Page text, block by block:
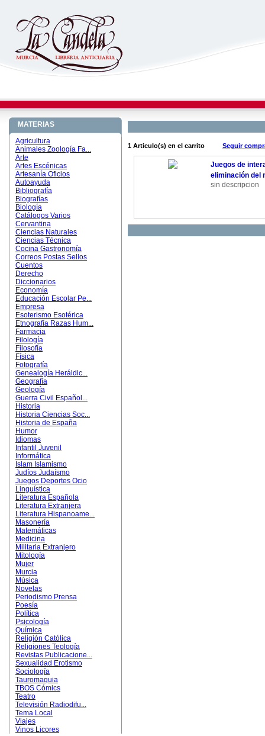
MATERIAS
Agricultura
Animales Zoología Fa...
Arte
Artes Escénicas
Artesanía Oficios
Autoayuda
Bibliografía
Biografías
Biología
Catálogos Varios
Cervantina
Ciencias Naturales
Ciencias Técnica
Cocina Gastronomía
Correos Postas Sellos
Cuentos
Derecho
Diccionarios
Economía
Educación Escolar Pe...
Empresa
Esoterismo Esotérica
Etnografía Razas Hum...
Farmacia
Filología
Filosofía
Física
Fotografía
Genealogía Heráldic...
Geografía
Geología
Guerra Civil Español...
Historia
Historia Ciencias Soc...
Historia de España
Humor
Idiomas
Infantil Juvenil
Informática
Islam Islamismo
Judíos Judaísmo
Juegos Deportes Ocio
Linguística
Literatura Española
Literatura Extranjera
Literatura Hispanoame...
Masonería
Matemáticas
Medicina
Militaria Extranjero
Mitología
Mujer
Murcia
Música
Novelas
Periodismo Prensa
Poesía
Política
Psicología
Química
Religión Católica
Religiones Teología
Revistas Publicacione...
Sexualidad Erotismo
Sociología
Tauromaquia
TBOS Cómics
Teatro
Televisión Radiodifu...
Tema Local
Viajes
Vinos Licores
1 Articulo(s) en el carrito Seguir
Juegos de
eliminación del
sin descripcion